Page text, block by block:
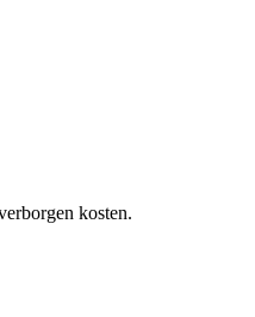
kosten.